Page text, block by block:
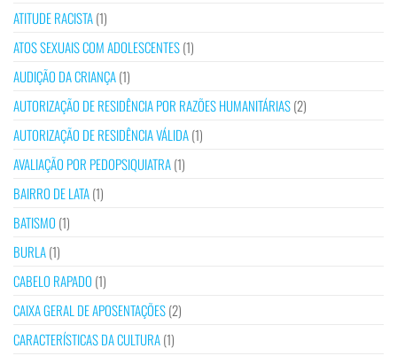
ATITUDE RACISTA(1)
ATOS SEXUAIS COM ADOLESCENTES(1)
AUDIÇÃO DA CRIANÇA(1)
AUTORIZAÇÃO DE RESIDÊNCIA POR RAZÕES HUMANITÁRIAS(2)
AUTORIZAÇÃO DE RESIDÊNCIA VÁLIDA(1)
AVALIAÇÃO POR PEDOPSIQUIATRA(1)
BAIRRO DE LATA(1)
BATISMO (1)
BURLA(1)
CABELO RAPADO (1)
CAIXA GERAL DE APOSENTAÇÕES(2)
CARACTERÍSTICAS DA CULTURA(1)